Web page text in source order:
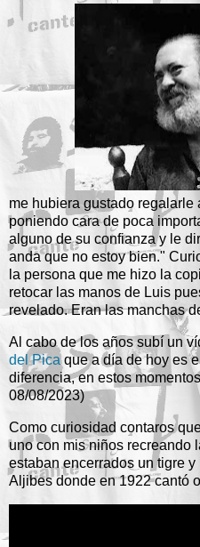
me hubiera gustado
poniendo cara de poca
alguno de su confianza y le
anda que no estoy bien."
la persona que me hizo la
retocar las manos de Luis
revelado. Eran las manchas
Al cabo de los años subí un
del Picaque a día de hoy es
diferencia, en estos
08/08/2023)
Como curiosidad contaros
uno con mis niños recreando
estaban encerrados un tigre
Aljibes donde en 1922 cantó